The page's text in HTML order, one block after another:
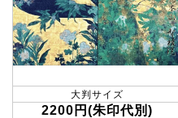
大判サイズ
2200円(朱印代別)